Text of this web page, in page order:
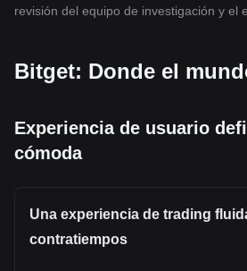
revisión del equipo de investigación y el
Bitget: Donde el
Experiencia de usuario
cómoda
Una experiencia de trading
contratiempos